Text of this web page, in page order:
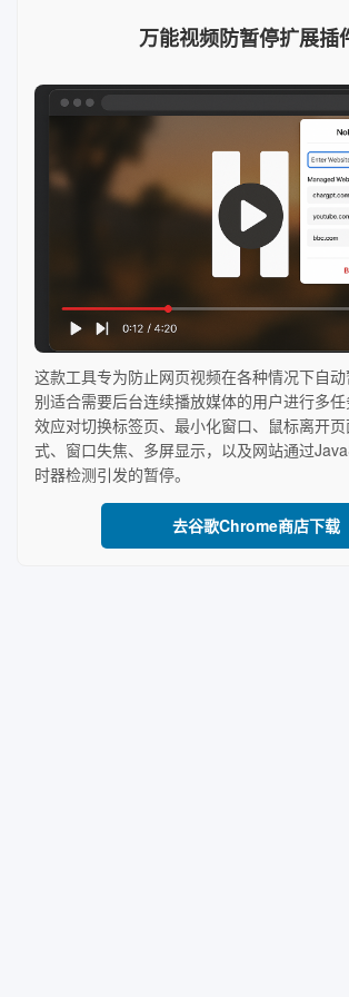
万能视频防暂停扩展插
这款工具专为防止网页视频在各种情况下自
别适合需要后台连续播放媒体的用户进行多
效应对切换标签页、最小化窗口、鼠标离开
式、窗口失焦、多屏显示，以及网站通过
时器检测引发的暂停。
去谷歌Chrome商店下